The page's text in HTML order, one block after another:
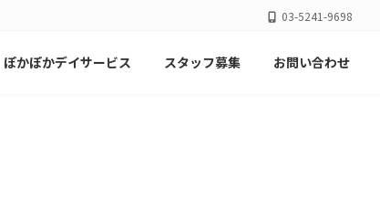
03-5241-9698
ぽかぽかデイサービス スタッフ募集 お問い合わせ